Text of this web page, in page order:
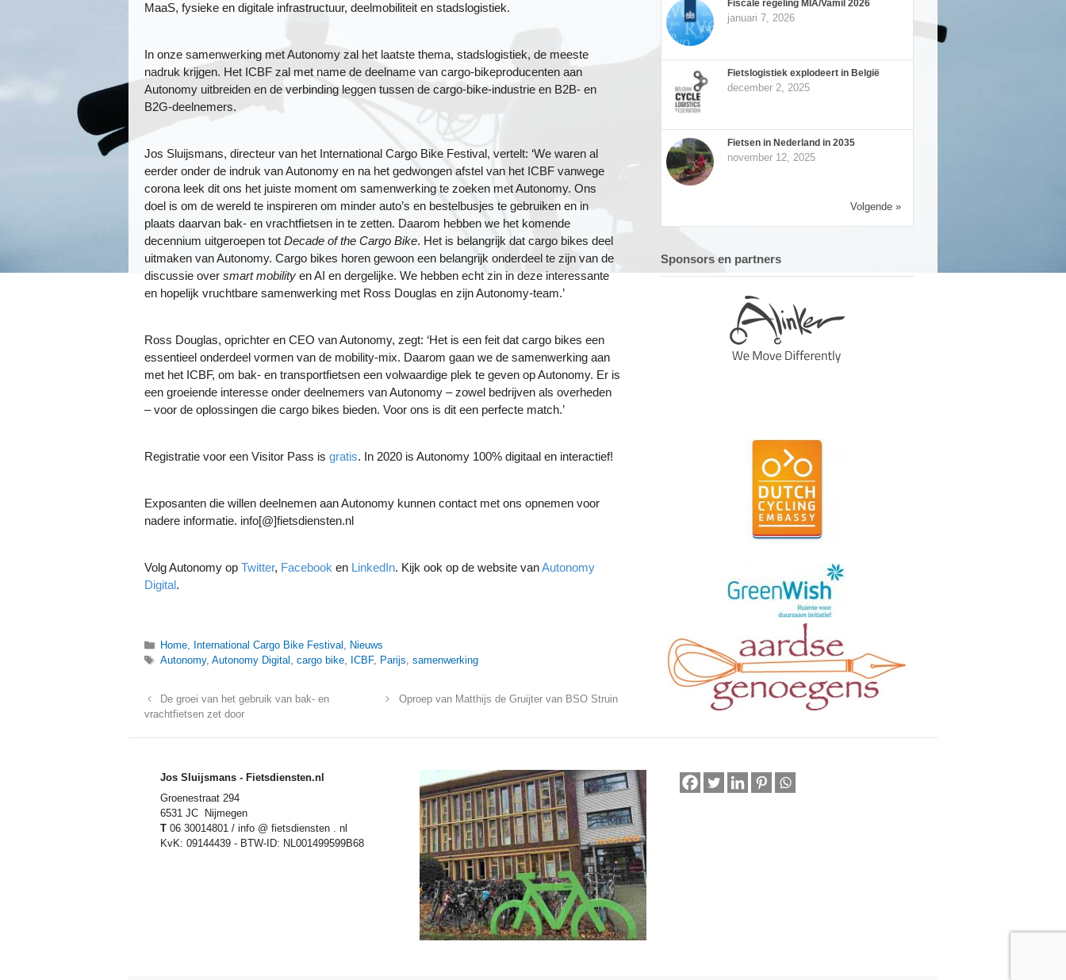
MaaS, fysieke en digitale infrastructuur, deelmobiliteit en stadslogistiek.
In onze samenwerking met Autonomy zal het laatste thema, stadslogistiek, de meeste
nadruk krijgen. Het ICBF zal met name de deelname van cargo-bikeproducenten aan
Autonomy uitbreiden en de verbinding leggen tussen de cargo-bike-industrie en B2B- en
B2G-deelnemers.
Jos Sluijsmans, directeur van het International Cargo Bike Festival, vertelt: ‘We waren al
eerder onder de indruk van Autonomy en na het gedwongen afstel van het ICBF vanwege
corona leek dit ons het juiste moment om samenwerking te zoeken met Autonomy. Ons
doel is om de wereld te inspireren om minder auto’s en bestelbusjes te gebruiken en in
plaats daarvan bak- en vrachtfietsen in te zetten. Daarom hebben we het komende
decennium uitgeroepen tot Decade of the Cargo Bike. Het is belangrijk dat cargo bikes deel
uitmaken van Autonomy. Cargo bikes horen gewoon een belangrijk onderdeel te zijn van de
discussie over smart mobility en AI en dergelijke. We hebben echt zin in deze interessante
en hopelijk vruchtbare samenwerking met Ross Douglas en zijn Autonomy-team.’
Ross Douglas, oprichter en CEO van Autonomy, zegt: ‘Het is een feit dat cargo bikes een
essentieel onderdeel vormen van de mobility-mix. Daarom gaan we de samenwerking aan
met het ICBF, om bak- en transportfietsen een volwaardige plek te geven op Autonomy. Er is
een groeiende interesse onder deelnemers van Autonomy – zowel bedrijven als overheden
– voor de oplossingen die cargo bikes bieden. Voor ons is dit een perfecte match.’
Registratie voor een Visitor Pass is gratis. In 2020 is Autonomy 100% digitaal en interactief!
Exposanten die willen deelnemen aan Autonomy kunnen contact met ons opnemen voor
nadere informatie. info[@]fietsdiensten.nl
Volg Autonomy op Twitter, Facebook en LinkedIn. Kijk ook op de website vanAutonomy
Digital.
Categorieën
Home, International Cargo Bike Festival , Nieuws
Tags
Autonomy,Autonomy Digital ,cargo bike, ICBF, Parijs,samenwerking
De groei van het gebruik van bak- en
vrachtfietsen zet door
Oproep van Matthijs de Gruijter van BSO Struin
Fiscale regeling MIA/Vamil 2026
januari 7, 2026
Fietslogistiek explodeert in België
december 2, 2025
Fietsen in Nederland in 2035
november 12, 2025
Volgende »
Sponsors en partners
Jos Sluijsmans - Fietsdiensten.nl
Groenestraat 294
6531 JC Nijmegen
T 06 30014801 / info @ fietsdiensten . nl
KvK: 09144439 - BTW-ID: NL001499599B68